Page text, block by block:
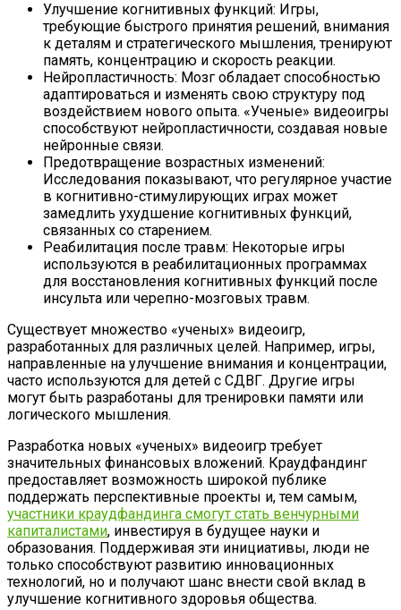
Улучшение когнитивных функций: Игры,
требующие быстрого принятия решений, внимания
к деталям и стратегического мышления, тренируют
память, концентрацию и скорость реакции.
Нейропластичность: Мозг обладает способностью
адаптироваться и изменять свою структуру под
воздействием нового опыта. «Ученые» видеоигры
способствуют нейропластичности, создавая новые
нейронные связи.
Предотвращение возрастных изменений:
Исследования показывают, что регулярное участие
в когнитивно-стимулирующих играх может
замедлить ухудшение когнитивных функций,
связанных со старением.
Реабилитация после травм: Некоторые игры
используются в реабилитационных программах
для восстановления когнитивных функций после
инсульта или черепно-мозговых травм.
Существует множество «ученых» видеоигр,
разработанных для различных целей. Например, игры,
направленные на улучшение внимания и концентрации,
часто используются для детей с СДВГ. Другие игры
могут быть разработаны для тренировки памяти или
логического мышления.
Разработка новых «ученых» видеоигр требует
значительных финансовых вложений. Краудфандинг
предоставляет возможность широкой публике
поддержать перспективные проекты и, тем самым,
участники краудфандинга смогут стать венчурными
капиталистами, инвестируя в будущее науки и
образования. Поддерживая эти инициативы, люди не
только способствуют развитию инновационных
технологий, но и получают шанс внести свой вклад в
улучшение когнитивного здоровья общества.